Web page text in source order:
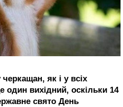
як і у всіх
один вихідний, оскільки 14
свято День